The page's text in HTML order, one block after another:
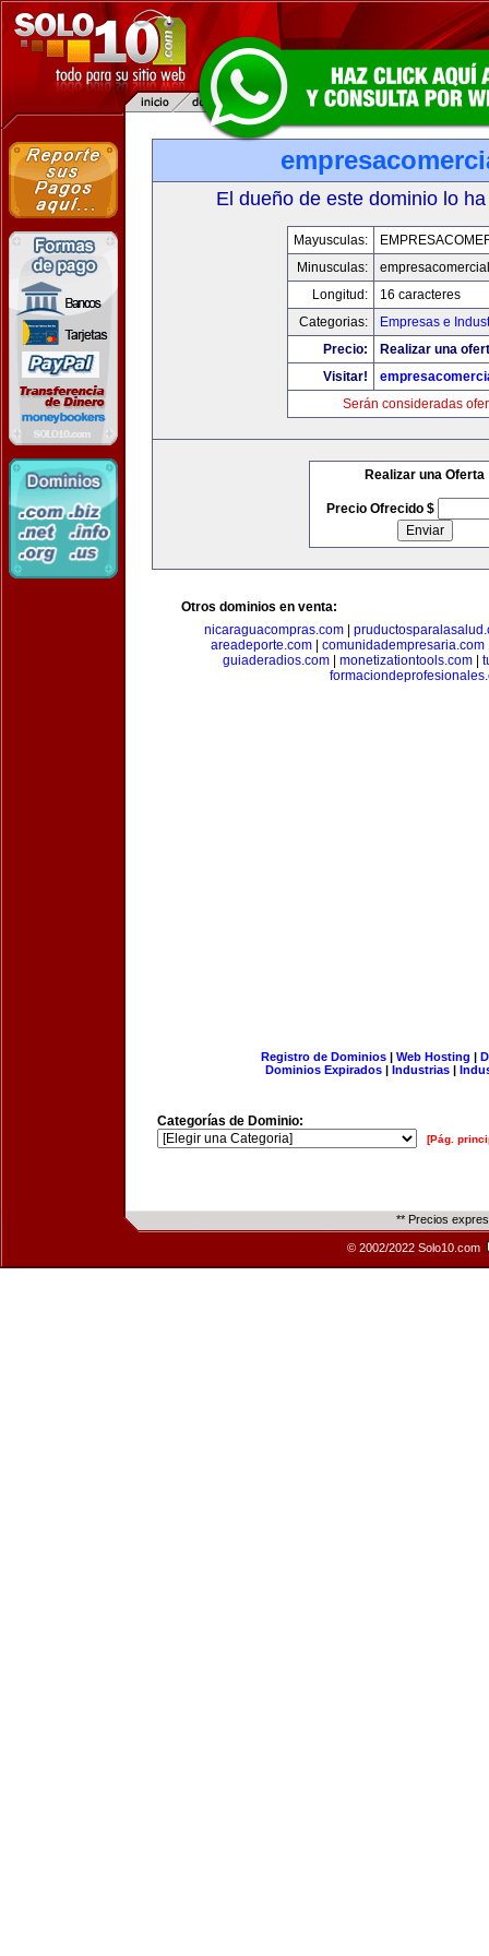
El dueño de este dominio lo
Mayusculas:
Minusculas:
Longitud:
16 caracteres
Categorias:
Empresas e
Precio:
Realizar una
Visitar!
Serán consideradas
Realizar una Oferta
Precio Ofrecido $
Otros dominios en venta:
nicaraguacompras.com
areadeporte.com| comunidadempresaria.com
guiaderadios.com| monetizationtools.com|
Registro de Dominios| Web Hosting |
Dominios Expirados | Industrias |
Categorías de Dominio:
[Pág.
** Precios
© 2002/2022 Solo10.com